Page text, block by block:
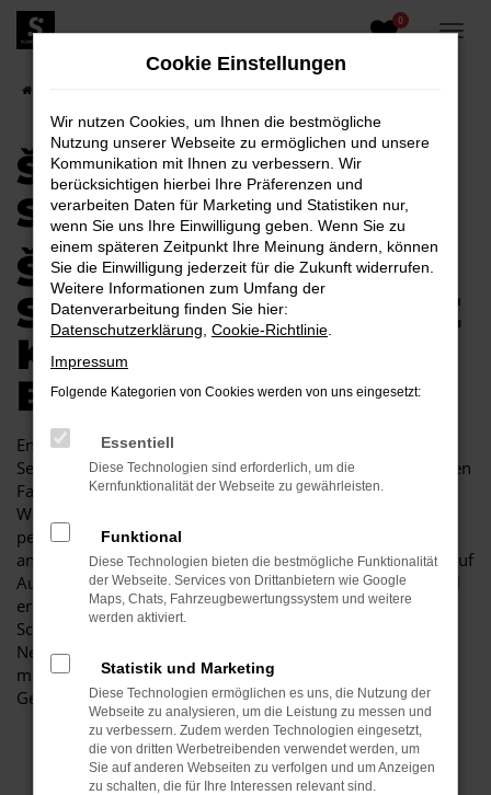
Zum
Hauptinhalt
0
ŠKODA CITIGO FÜR
SENFTENBERG
ŠKODA CITIGO FÜR
SENFTENBERG EINE
KOMBINATION, DIE
EINFACH PASST
Endlich angekommen: mit einem Škoda Citigo in
Senftenberg machen Sie alles richtig und sitzen im perfekten
Fahrzeug für diese Stadt. Einerseits sind Sie dank der
Wendigkeit und der sparsamen und effizienten Motoren
perfekt auf den Stadtverkehr von Senftenberg eingerichtet,
andererseits ist der Škoda Citigo jedoch auch für Fahrten auf
Autobahn oder Landstraße geeignet. Das vielseitige Modell
erhalten Sie als Kunde aus Senftenberg im Autohaus
Schiefelbein. Wir bieten Ihnen den Škoda Citigo sowohl als
Neuwagen als auch als Tageszulassung. Wer noch etwas
mehr sparen möchte, entscheidet sich für ein
Gebrauchtfahrzeug oder einen Jahreswagen.
FEHLER: NETWORK ERROR
Cookie Einstellungen
Wir nutzen Cookies, um Ihnen die bestmögliche
Nutzung unserer Webseite zu ermöglichen und unsere
Kommunikation mit Ihnen zu verbessern. Wir
berücksichtigen hierbei Ihre Präferenzen und
verarbeiten Daten für Marketing und Statistiken nur,
wenn Sie uns Ihre Einwilligung geben. Wenn Sie zu
einem späteren Zeitpunkt Ihre Meinung ändern, können
Sie die Einwilligung jederzeit für die Zukunft widerrufen.
Weitere Informationen zum Umfang der
Datenverarbeitung finden Sie hier:
Datenschutzerklärung Cookie-Richtlinie
Impressum
Folgende Kategorien von Cookies werden von uns eingesetzt:
Essentiell
Diese Technologien sind erforderlich, um die
Kernfunktionalität der Webseite zu gewährleisten.
Funktional
Diese Technologien bieten die bestmögliche Funktionalität
der Webseite. Services von Drittanbietern wie Google
Maps, Chats, Fahrzeugbewertungssystem und weitere
werden aktiviert.
Statistik und Marketing
Diese Technologien ermöglichen es uns, die Nutzung der
Webseite zu analysieren, um die Leistung zu messen und
zu verbessern. Zudem werden Technologien eingesetzt,
die von dritten Werbetreibenden verwendet werden, um
Sie auf anderen Webseiten zu verfolgen und um Anzeigen
zu schalten, die für Ihre Interessen relevant sind.